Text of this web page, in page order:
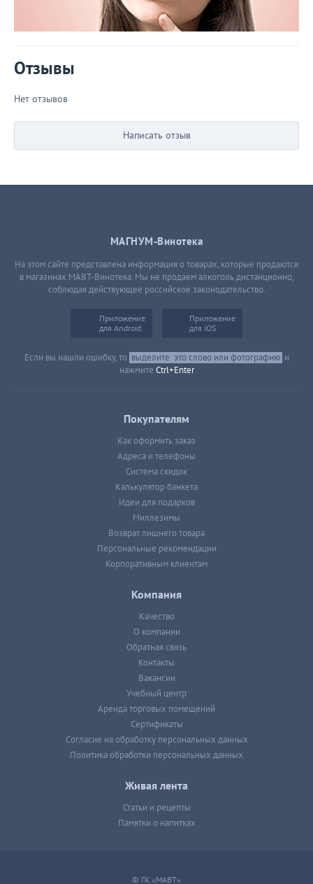
Отзывы
Нет отзывов
Написать отзыв
МАГНУМ-Винотека
На этом сайте представлена информация о товарах, которые продаются
в магазинах МАВТ-Винотека. Мы не продаем алкоголь дистанционно,
соблюдая действующее российское законодательство.
Приложение
для Android
Приложение
для iOS
Если вы нашли ошибку, то выделите это слово или фотографию и
нажмите Ctrl+Enter
Покупателям
Как оформить заказ
Адреса и телефоны
Система скидок
Калькулятор банкета
Идеи для подарков
Миллезимы
Возврат лишнего товара
Персональные рекомендации
Корпоративным клиентам
Компания
Качество
О компании
Обратная связь
Контакты
Вакансии
Учебный центр
Аренда торговых помещений
Сертификаты
Согласие на обработку персональных данных
Политика обработки персональных данных
Живая лента
Статьи и рецепты
Памятки о напитках
© ГК «МАВТ»